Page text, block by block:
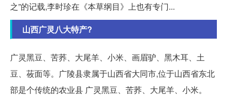
之”的记载,李时珍在《本草纲目》上也有专门...
山西广灵八大特产?
广灵黑豆、苦荞、大尾羊、小米、画眉驴、黑木耳、土
豆、莜面等。广陵县隶属于山西省大同市,位于山西省东北
部是个传统的农业县 广灵黑豆、苦荞、大尾羊、小米。